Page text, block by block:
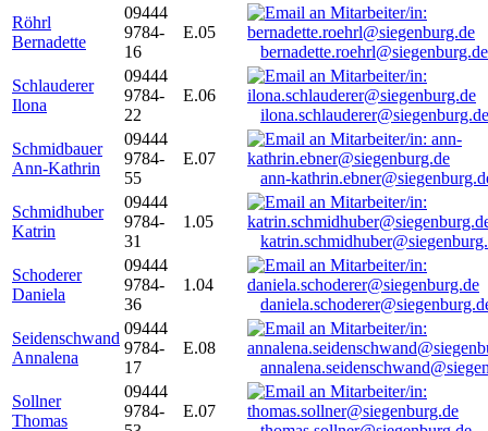
Röhrl
Bernadette
09444
9784-
16
E.05
bernadette.roehrl@siegenburg.de
Schlauderer
Ilona
09444
9784-
22
E.06
ilona.schlauderer@siegenburg.de
Schmidbauer
Ann-Kathrin
09444
9784-
55
E.07
ann-
Schmidhuber
Katrin
09444
9784-
31
1.05
Schoderer
Daniela
09444
9784-
36
1.04
Seidenschwand
Annalena
09444
9784-
17
E.08
Sollner
Thomas
09444
9784-
E.07